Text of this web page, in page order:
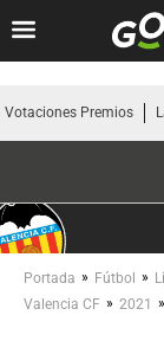
Votaciones Premios
Portada » Fútbol »
Valencia CF » 2021 »